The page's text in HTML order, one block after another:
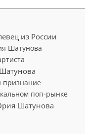
из России
Шатунова
признание
поп-рынке
Шатунова